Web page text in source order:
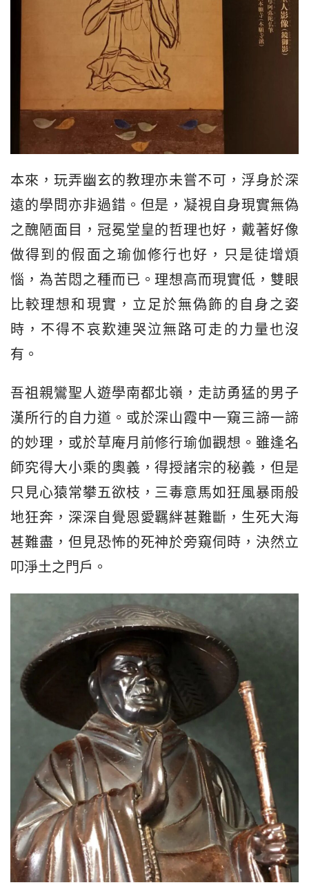
本來，玩弄幽玄的教理亦未嘗不可，浮身於深
遠的學問亦非過錯。但是，凝視自身現實無偽
之醜陋面目，冠冕堂皇的哲理也好，戴著好像
做得到的假面之瑜伽修行也好，只是徒增煩
惱，為苦悶之種而已。理想高而現實低，雙眼
比較理想和現實，立足於無偽飾的自身之姿
時，不得不哀歎連哭泣無路可走的力量也沒
有。
吾祖親鸞聖人遊學南都北嶺，走訪勇猛的男子
漢所行的自力道。或於深山霞中一窺三諦一諦
的妙理，或於草庵月前修行瑜伽觀想。雖逢名
師究得大小乘的奧義，得授諸宗的秘義，但是
只見心猿常攀五欲枝，三毒意馬如狂風暴雨般
地狂奔，深深自覺恩愛羈絆甚難斷，生死大海
甚難盡，但見恐怖的死神於旁窺伺時，決然立
叩淨土之門戶。